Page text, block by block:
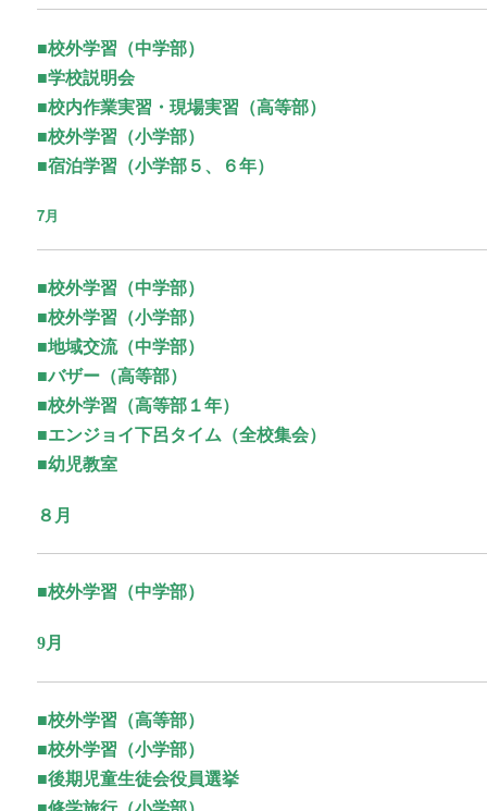
■校外学習（中学部）
■学校説明会
■校内作業実習・現場実習（高等部）
■校外学習（小学部）
■宿泊学習（小学部５、６年）
7月
■校外学習（中学部）
■校外学習（小学部）
■地域交流（中学部）
■バザー（高等部）
■校外学習（高等部１年）
■エンジョイ下呂タイム（全校集会）
■幼児教室
８月
■校外学習（中学部）
9月
■校外学習（高等部）
■校外学習（小学部）
■後期児童生徒会役員選挙